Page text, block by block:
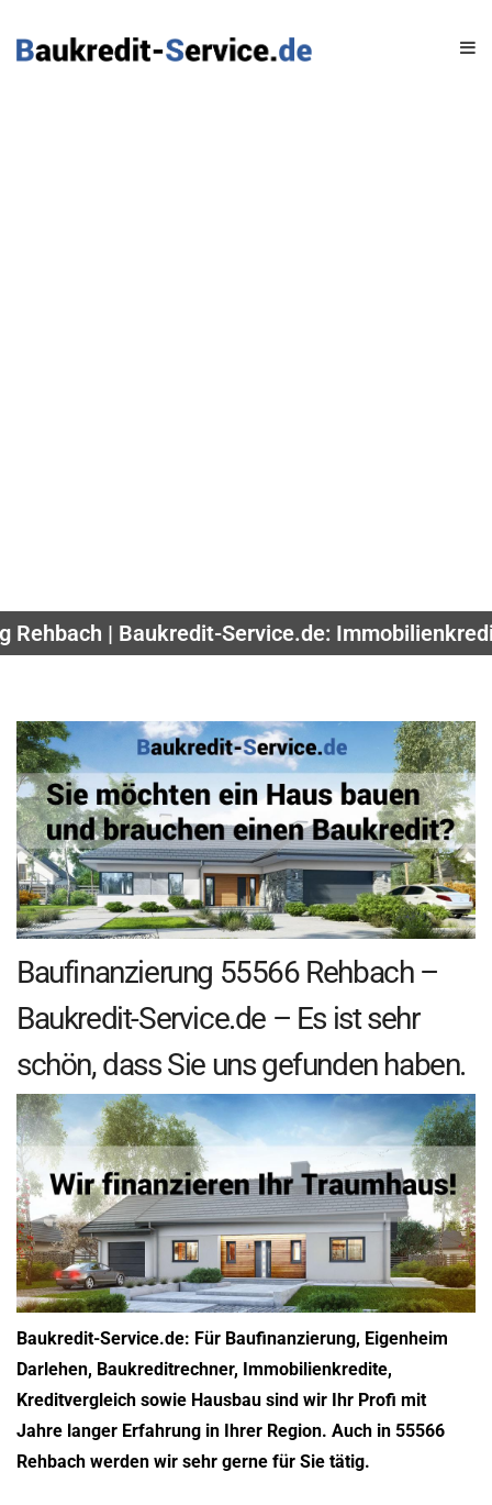
Rehbach | Baukredit-Service.de:
Baufinanzierung 55566 Rehbach –
Baukredit-Service.de – Es ist sehr
schön, dass Sie uns gefunden haben.
Baukredit-Service.de: Für Baufinanzierung, Eigenheim
Darlehen, Baukreditrechner, Immobilienkredite,
Kreditvergleich sowie Hausbau sind wir Ihr Profi mit
Jahre langer Erfahrung in Ihrer Region. Auch in 55566
Rehbach werden wir sehr gerne für Sie tätig.